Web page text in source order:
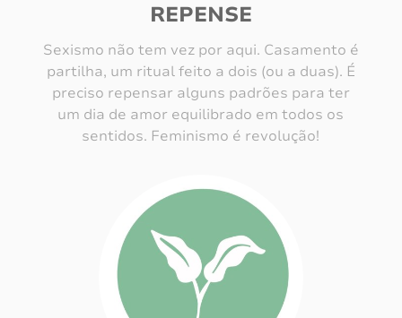
REPENSE
Sexismo não tem vez por aqui. Casamento é
partilha, um ritual feito a dois (ou a duas). É
preciso repensar alguns padrões para ter
um dia de amor equilibrado em todos os
sentidos. Feminismo é revolução!